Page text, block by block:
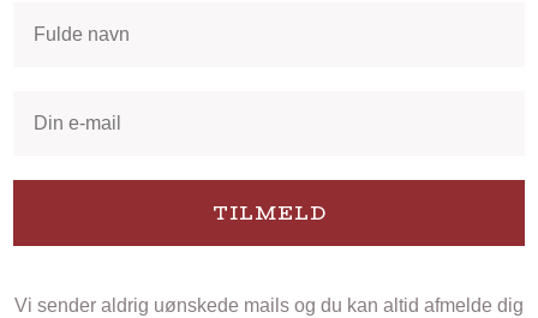
TILMELD
Vi sender aldrig uønskede mails og du kan altid afmelde dig